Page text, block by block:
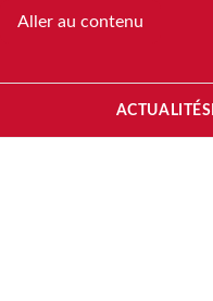
Aller au contenu
ACTUALITÉS